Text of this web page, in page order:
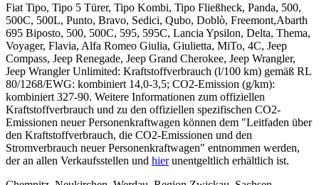
Fiat Tipo, Tipo 5 Türer, Tipo Kombi, Tipo Fließheck, Panda, 500,
500C, 500L, Punto, Bravo, Sedici, Qubo, Doblò, Freemont,Abarth
695 Biposto, 500, 500C, 595, 595C, Lancia Ypsilon, Delta, Thema,
Voyager, Flavia, Alfa Romeo Giulia, Giulietta, MiTo, 4C, Jeep
Compass, Jeep Renegade, Jeep Grand Cherokee, Jeep Wrangler,
Jeep Wrangler Unlimited: Kraftstoffverbrauch (l/100 km) gemäß RL
80/1268/EWG: kombiniert 14,0-3,5; CO2-Emission (g/km):
kombiniert 327-90. Weitere Informationen zum offiziellen
Kraftstoffverbrauch und zu den offiziellen spezifischen CO2-
Emissionen neuer Personenkraftwagen können dem "Leitfaden über
den Kraftstoffverbrauch, die CO2-Emissionen und den
Stromverbrauch neuer Personenkraftwagen" entnommen werden,
der an allen Verkaufsstellen und hierunentgeltlich erhältlich ist.